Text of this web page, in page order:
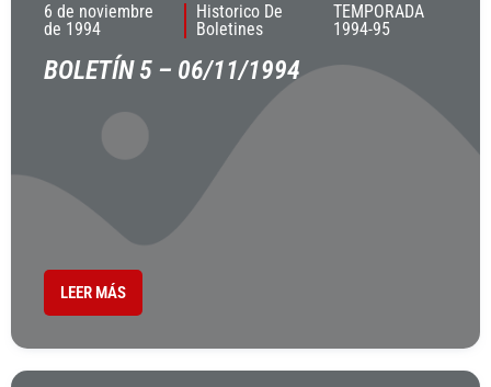
6 de noviembre
de 1994
Historico De
Boletines
TEMPORADA
1994-95
BOLETÍN 5 – 06/11/1994
LEER MÁS